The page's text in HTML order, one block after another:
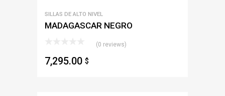
SILLAS DE ALTO NIVEL
MADAGASCAR NEGRO
(0 reviews)
7,295.00 $